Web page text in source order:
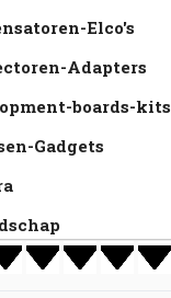
Elco's
Adapters
boards-kits
Gadgets
Tablet-Navigatie